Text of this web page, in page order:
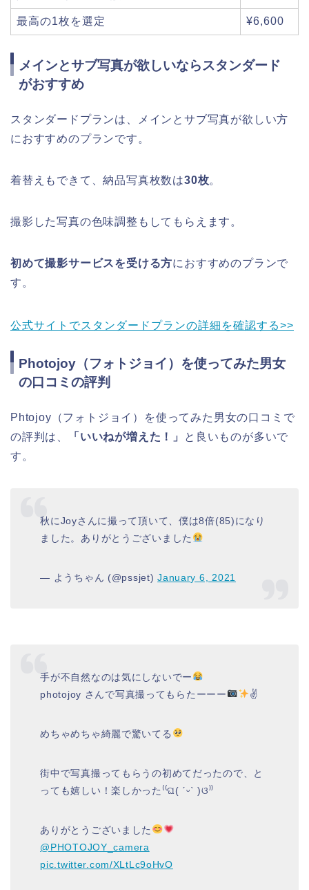
最高の1枚を選定 ¥6,600
メインとサブ写真が欲しいならスタンダード
がおすすめ
スタンダードプランは、メインとサブ写真が欲しい方
におすすめのプランです。
着替えもできて、納品写真枚数は30枚。
撮影した写真の色味調整もしてもらえます。
初めて撮影サービスを受ける方におすすめのプランで
す。
公式サイトでスタンダードプランの詳細を確認する>>
Photojoy（フォトジョイ）を使ってみた男女
の口コミの評判
Phtojoy（フォトジョイ）を使ってみた男女の口コミで
の評判は、
「いいねが増えた！」
と良いものが多いで
す。
秋にJoyさんに撮って頂いて、僕は8倍(85)になり
ました。ありがとうございました
— ようちゃん (@pssjet)January 6, 2021
手が不自然なのは気にしないでー
photojoy さんで写真撮ってもらたーーー
✌
めちゃめちゃ綺麗で驚いてる
街中で写真撮ってもらうの初めてだったので、と
っても嬉しい！楽しかった⁽⁽ଘ( ˊᵕˋ )ଓ⁾⁾
ありがとうございました
@PHOTOJOY_camera
pic.twitter.com/XLtLc9oHvO